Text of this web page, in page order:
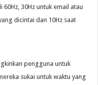
30Hz untuk email atau
dicintai dan 10Hz saat
pengguna untuk
sukai untuk waktu yang